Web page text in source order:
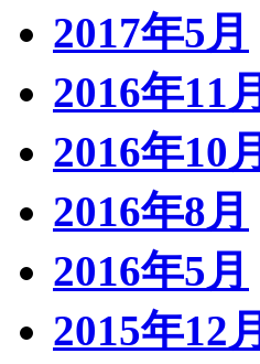
2017年5月
2016年11月
2016年10月
2016年8月
2016年5月
2015年12月